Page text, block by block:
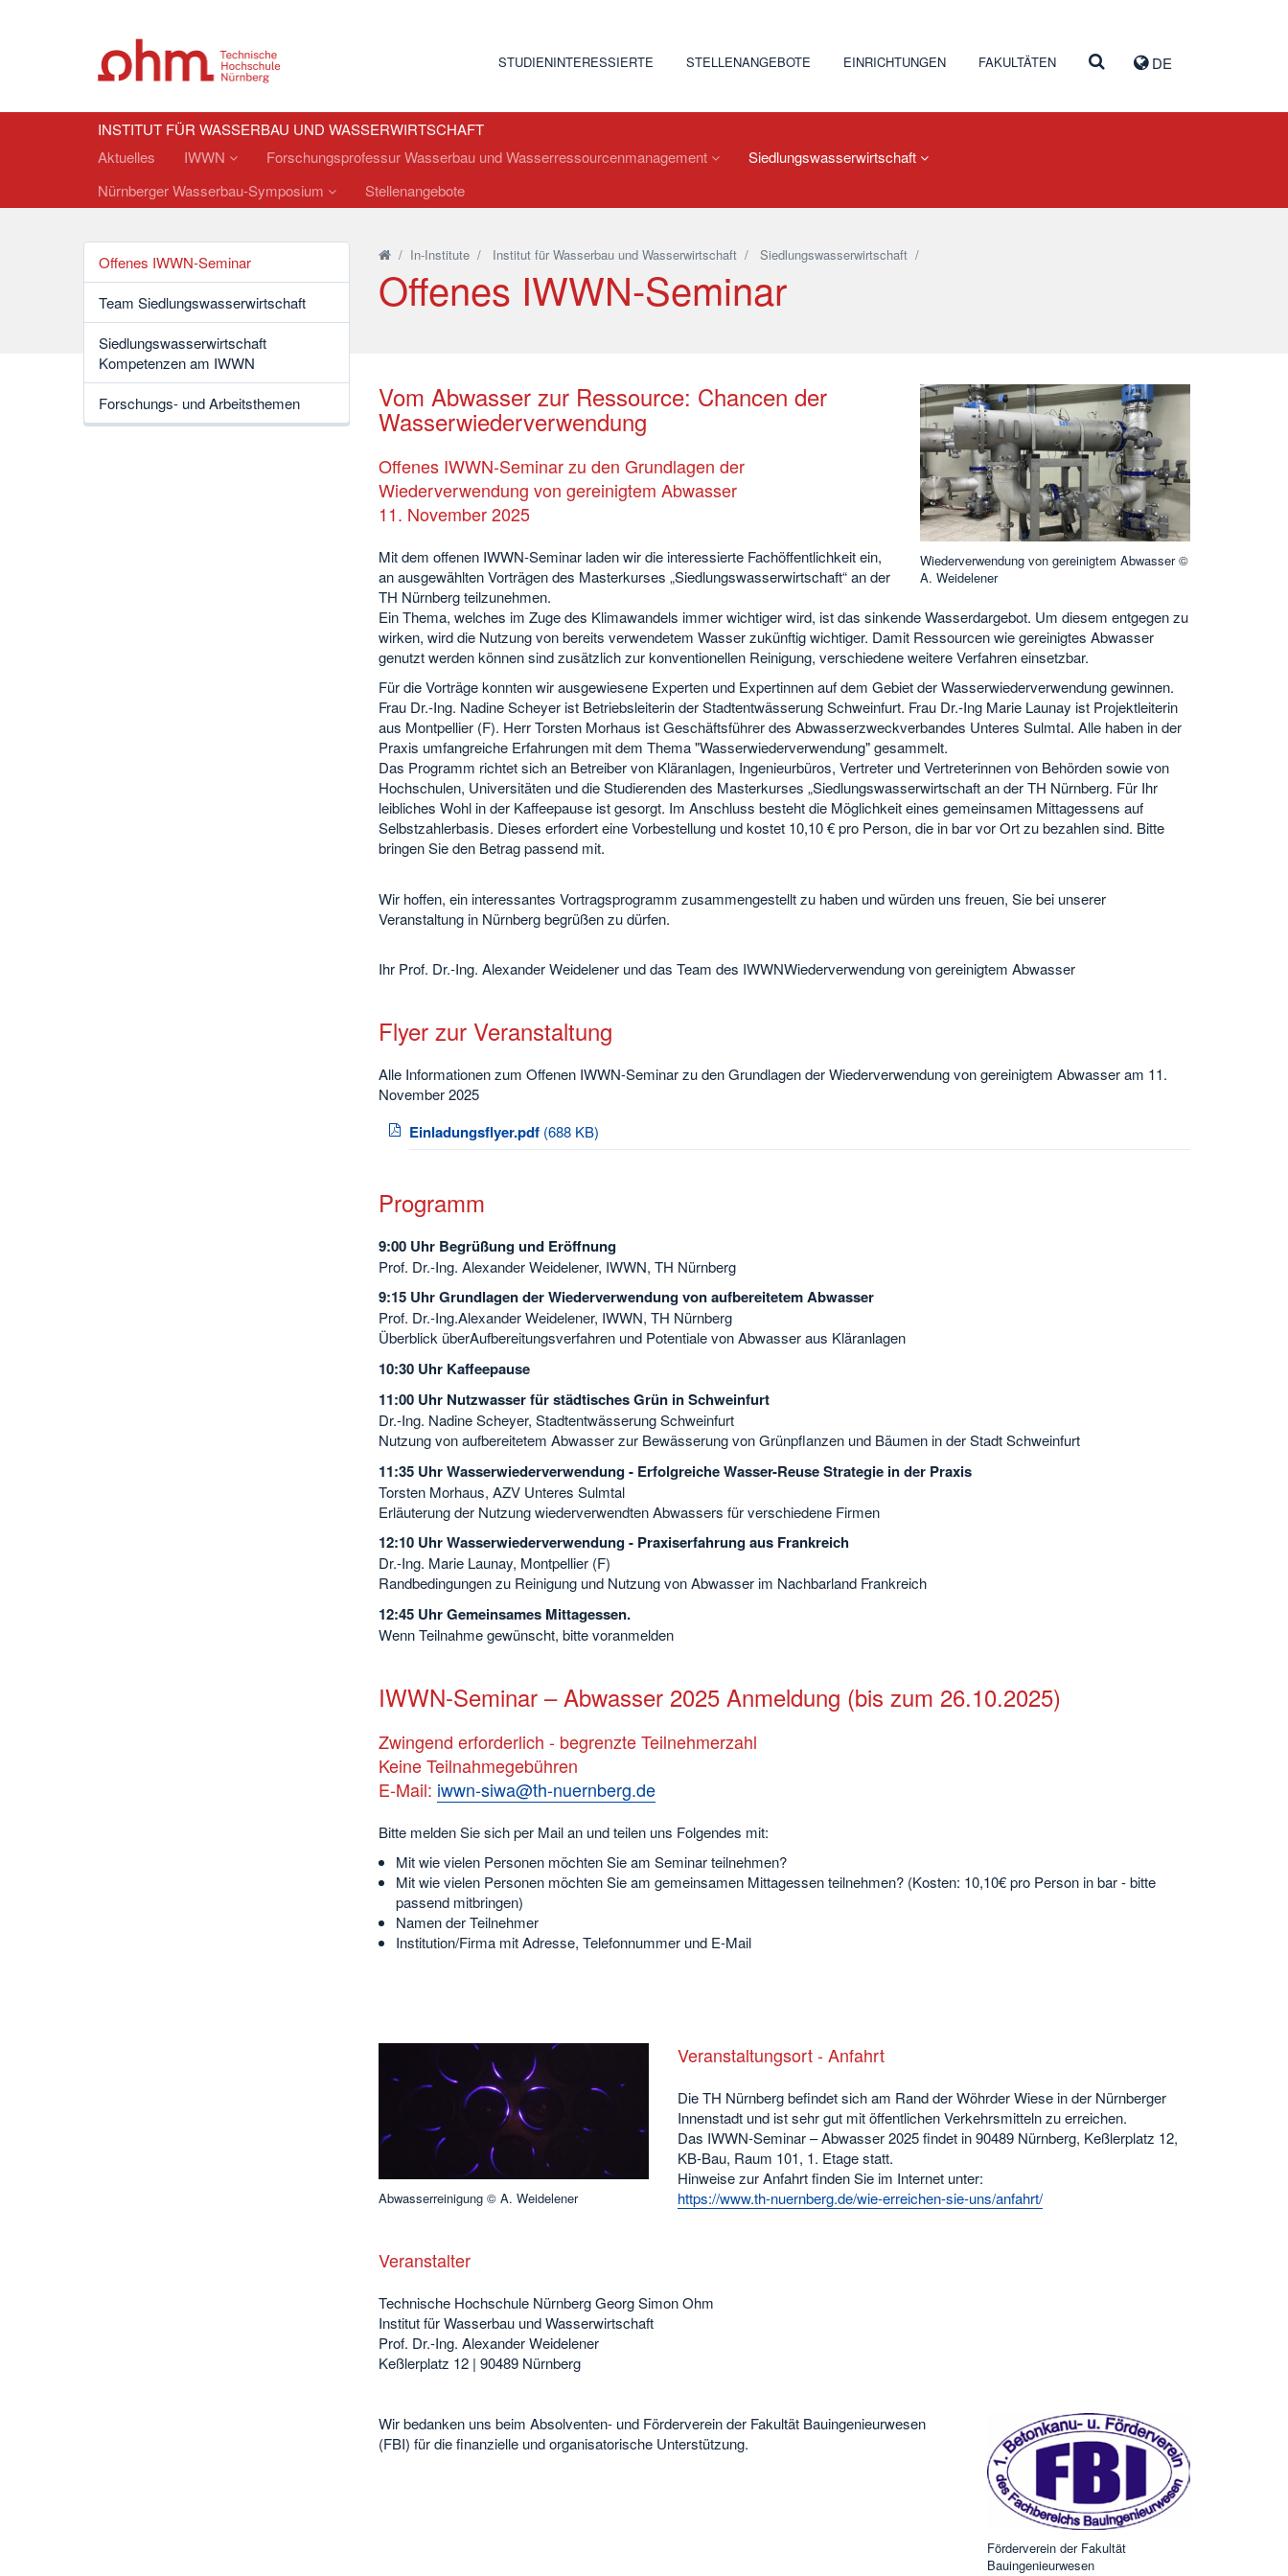
DE
STUDIENINTERESSIERTE STELLENANGEBOTE EINRICHTUNGEN FAKULTÄTEN
INSTITUT FÜR WASSERBAU UND WASSERWIRTSCHAFT
Aktuelles
IWWN Forschungsprofessur Wasserbau und Wasserressourcenmanagement
Siedlungswasserwirtschaft
Nürnberger Wasserbau-Symposium
Stellenangebote
Offenes IWWN-Seminar
Team Siedlungswasserwirtschaft
Siedlungswasserwirtschaft
Kompetenzen am IWWN
Forschungs- und Arbeitsthemen
/ In-Institute/ Institut für Wasserbau und Wasserwirtschaft/ Siedlungswasserwirtschaft/
Offenes IWWN-Seminar
Wiederverwendung von gereinigtem Abwasser ©
A. Weidelener
Vom Abwasser zur Ressource: Chancen der
Wasserwiederverwendung
Offenes IWWN-Seminar zu den Grundlagen der
Wiederverwendung von gereinigtem Abwasser
11. November 2025
Mit dem offenen IWWN-Seminar laden wir die interessierte Fachöffentlichkeit ein,
an ausgewählten Vorträgen des Masterkurses „Siedlungswasserwirtschaft“ an der
TH Nürnberg teilzunehmen.
Ein Thema, welches im Zuge des Klimawandels immer wichtiger wird, ist das sinkende Wasserdargebot. Um diesem entgegen zu
wirken, wird die Nutzung von bereits verwendetem Wasser zukünftig wichtiger. Damit Ressourcen wie gereinigtes Abwasser
genutzt werden können sind zusätzlich zur konventionellen Reinigung, verschiedene weitere Verfahren einsetzbar.
Für die Vorträge konnten wir ausgewiesene Experten und Expertinnen auf dem Gebiet der Wasserwiederverwendung gewinnen.
Frau Dr.-Ing. Nadine Scheyer ist Betriebsleiterin der Stadtentwässerung Schweinfurt. Frau Dr.-Ing Marie Launay ist Projektleiterin
aus Montpellier (F). Herr Torsten Morhaus ist Geschäftsführer des Abwasserzweckverbandes Unteres Sulmtal. Alle haben in der
Praxis umfangreiche Erfahrungen mit dem Thema "Wasserwiederverwendung" gesammelt.
Das Programm richtet sich an Betreiber von Kläranlagen, Ingenieurbüros, Vertreter und Vertreterinnen von Behörden sowie von
Hochschulen, Universitäten und die Studierenden des Masterkurses „Siedlungswasserwirtschaft an der TH Nürnberg. Für Ihr
leibliches Wohl in der Kaffeepause ist gesorgt. Im Anschluss besteht die Möglichkeit eines gemeinsamen Mittagessens auf
Selbstzahlerbasis. Dieses erfordert eine Vorbestellung und kostet 10,10 € pro Person, die in bar vor Ort zu bezahlen sind. Bitte
bringen Sie den Betrag passend mit.
Wir hoffen, ein interessantes Vortragsprogramm zusammengestellt zu haben und würden uns freuen, Sie bei unserer
Veranstaltung in Nürnberg begrüßen zu dürfen.
Ihr Prof. Dr.-Ing. Alexander Weidelener und das Team des IWWNWiederverwendung von gereinigtem Abwasser
Flyer zur Veranstaltung
Alle Informationen zum Offenen IWWN-Seminar zu den Grundlagen der Wiederverwendung von gereinigtem Abwasser am 11.
November 2025
Einladungsflyer.pdf (688 KB)
Programm
9:00 Uhr Begrüßung und Eröffnung
Prof. Dr.-Ing. Alexander Weidelener, IWWN, TH Nürnberg
9:15 Uhr Grundlagen der Wiederverwendung von aufbereitetem Abwasser
Prof. Dr.-Ing.Alexander Weidelener, IWWN, TH Nürnberg
Überblick überAufbereitungsverfahren und Potentiale von Abwasser aus Kläranlagen
10:30 Uhr Kaffeepause
11:00 Uhr Nutzwasser für städtisches Grün in Schweinfurt
Dr.-Ing. Nadine Scheyer, Stadtentwässerung Schweinfurt
Nutzung von aufbereitetem Abwasser zur Bewässerung von Grünpflanzen und Bäumen in der Stadt Schweinfurt
11:35 Uhr Wasserwiederverwendung - Erfolgreiche Wasser-Reuse Strategie in der Praxis
Torsten Morhaus, AZV Unteres Sulmtal
Erläuterung der Nutzung wiederverwendten Abwassers für verschiedene Firmen
12:10 Uhr Wasserwiederverwendung - Praxiserfahrung aus Frankreich
Dr.-Ing. Marie Launay, Montpellier (F)
Randbedingungen zu Reinigung und Nutzung von Abwasser im Nachbarland Frankreich
12:45 Uhr Gemeinsames Mittagessen.
Wenn Teilnahme gewünscht, bitte voranmelden
IWWN-Seminar – Abwasser 2025 Anmeldung (bis zum 26.10.2025)
Zwingend erforderlich - begrenzte Teilnehmerzahl
Keine Teilnahmegebühren
E-Mail: iwwn-siwa@th-nuernberg.de
Bitte melden Sie sich per Mail an und teilen uns Folgendes mit:
Mit wie vielen Personen möchten Sie am Seminar teilnehmen?
Mit wie vielen Personen möchten Sie am gemeinsamen Mittagessen teilnehmen? (Kosten: 10,10€ pro Person in bar - bitte
passend mitbringen)
Namen der Teilnehmer
Institution/Firma mit Adresse, Telefonnummer und E-Mail
Abwasserreinigung © A. Weidelener
Veranstaltungsort - Anfahrt
Die TH Nürnberg befindet sich am Rand der Wöhrder Wiese in der Nürnberger
Innenstadt und ist sehr gut mit öffentlichen Verkehrsmitteln zu erreichen.
Das IWWN-Seminar – Abwasser 2025 findet in 90489 Nürnberg, Keßlerplatz 12,
KB-Bau, Raum 101, 1. Etage statt.
Hinweise zur Anfahrt finden Sie im Internet unter:
https://www.th-nuernberg.de/wie-erreichen-sie-uns/anfahrt/
Veranstalter
Technische Hochschule Nürnberg Georg Simon Ohm
Institut für Wasserbau und Wasserwirtschaft
Prof. Dr.-Ing. Alexander Weidelener
Keßlerplatz 12 | 90489 Nürnberg
Förderverein der Fakultät
Bauingenieurwesen
Wir bedanken uns beim Absolventen- und Förderverein der Fakultät Bauingenieurwesen
(FBI) für die finanzielle und organisatorische Unterstützung.